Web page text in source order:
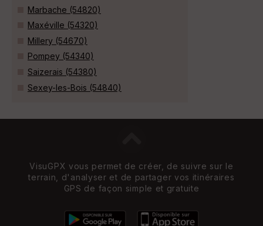
Marbache (54820)
Maxéville (54320)
Millery (54670)
Pompey (54340)
Saizerais (54380)
Sexey-les-Bois (54840)
VisuGPX vous permet de créer, de suivre sur le
terrain, d'analyser et de partager vos itinéraires
GPS de façon simple et gratuite